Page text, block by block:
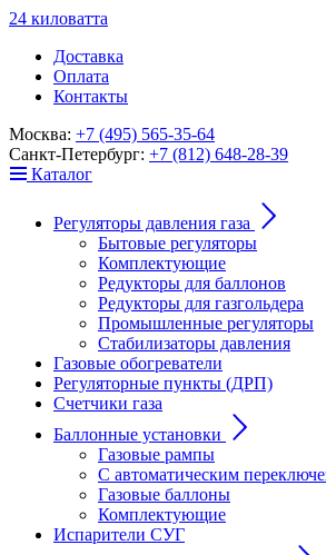
24 киловатта
Доставка
Оплата
Контакты
Москва: +7 (495) 565-35-64
Санкт-Петербург: +7 (812) 648-28-39
Каталог
Регуляторы давления газа
Бытовые регуляторы
Комплектующие
Редукторы для баллонов
Редукторы для газгольдера
Промышленные регуляторы
Стабилизаторы давления
Газовые обогреватели
Регуляторные пункты (ДРП)
Счетчики газа
Баллонные установки
Газовые рампы
С автоматическим
Газовые баллоны
Комплектующие
Испарители СУГ